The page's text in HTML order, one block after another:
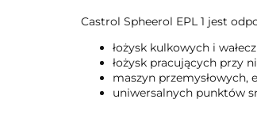
Castrol Spheerol EPL 1 jest
łożysk kulkowych i
łożysk pracujących przy
maszyn
uniwersalnych punktów